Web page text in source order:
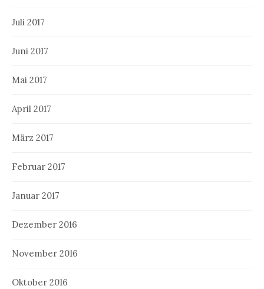
Juli 2017
Juni 2017
Mai 2017
April 2017
März 2017
Februar 2017
Januar 2017
Dezember 2016
November 2016
Oktober 2016